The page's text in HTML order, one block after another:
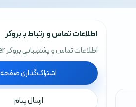
اطلاعات تماس و ارتباط با بروکر
اطلاعات تماس و پشتيباني بروکر Elite Trader
اشتراک‌گذاری صفحه
ارسال پیام